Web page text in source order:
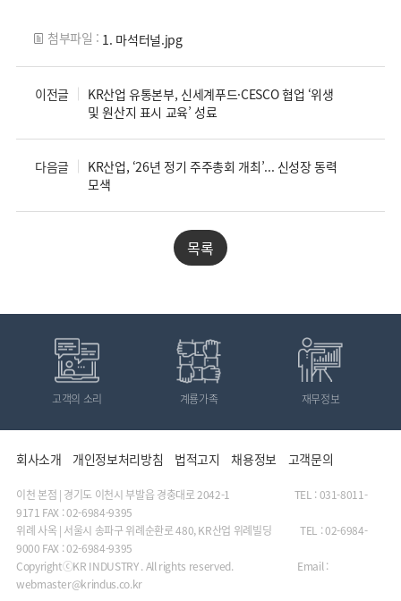
첨부파일 : 1. 마석터널.jpg
이전글
KR산업 유통본부, 신세계푸드·CESCO 협업 ‘위생
및 원산지 표시 교육’ 성료
다음글
KR산업, ‘26년 정기 주주총회 개최’... 신성장 동력
모색
목록
고객의 소리 계룡가족 재무정보
회사소개 개인정보처리방침 법적고지 채용정보 고객문의
이천 본점 | 경기도 이천시 부발읍 경충대로 2042-1 TEL : 031-8011-
9171 FAX : 02-6984-9395
위례 사옥 | 서울시 송파구 위례순환로 480, KR산업 위례빌딩 TEL : 02-6984-
9000 FAX : 02-6984-9395
CopyrightⓒKR INDUSTRY . All rights reserved. Email :
webmaster@krindus.co.kr